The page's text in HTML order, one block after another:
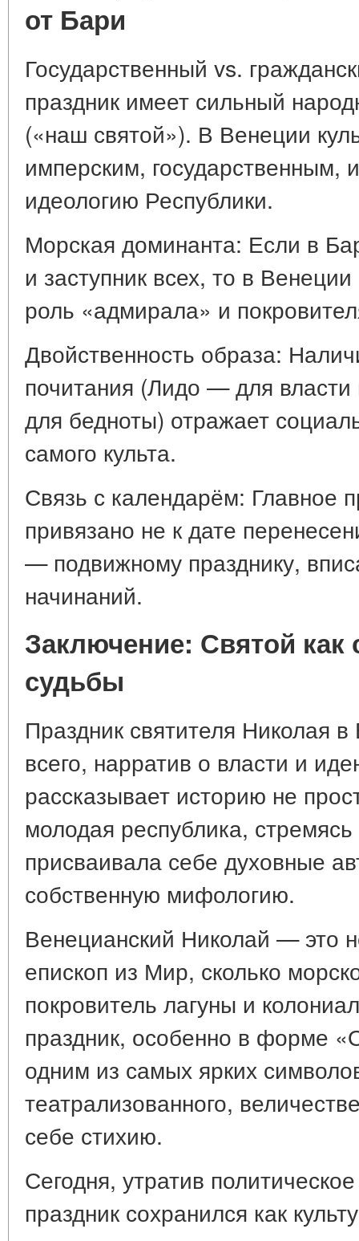
от Бари
Государственный vs.
праздник имеет сильный
(«наш святой»). В Венеции
имперским, государственным,
идеологию Республики.
Морская доминанта: Если в
и заступник всех, то в
роль «адмирала» и
Двойственность образа:
почитания (Лидо — для
для бедноты) отражает
самого культа.
Связь с календарём: Главное
привязано не к дате
— подвижному празднику,
начинаний.
Заключение: Святой
судьбы
Праздник святителя Николая
всего, нарратив о власти и
рассказывает историю не
молодая республика, стремясь
присваивала себе духовные
собственную мифологию.
Венецианский Николай — это
епископ из Мир, сколько
покровитель лагуны и
праздник, особенно в форме
одним из самых ярких
театрализованного,
себе стихию.
Сегодня, утратив
праздник сохранился как